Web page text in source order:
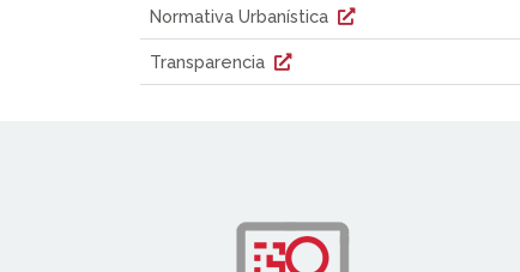
Normativa Urbanística
Transparencia